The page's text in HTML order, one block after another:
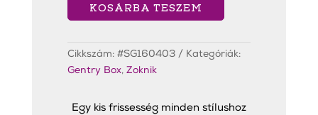
KOSÁRBA TESZEM
Cikkszám: #SG160403
Kategóriák:
Gentry Box, Zoknik
Egy kis frissesség minden stílushoz